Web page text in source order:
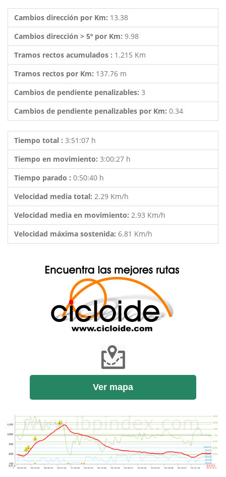
Cambios dirección por Km: 13.38
Cambios dirección > 5º por Km: 9.98
Tramos rectos acumulados : 1.215 Km
Tramos rectos por Km: 137.76 m
Cambios de pendiente penalizables: 3
Cambios de pendiente penalizables por Km: 0.34
Tiempo total : 3:51:07 h
Tiempo en movimiento: 3:00:27 h
Tiempo parado : 0:50:40 h
Velocidad media total: 2.29 Km/h
Velocidad media en movimiento: 2.93 Km/h
Velocidad máxima sostenida: 6.81 Km/h
Ver mapa